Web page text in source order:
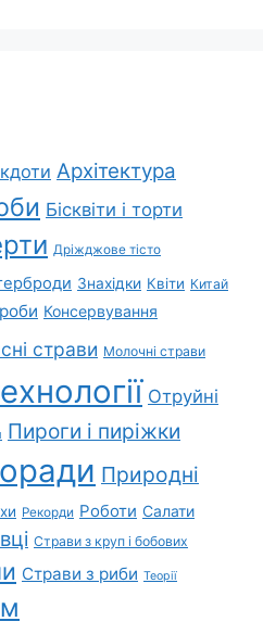
Архітектура
Бісквіти і торти
Дріжджове тісто
Знахідки Квіти Китай
Консервування
страви Молочні страви
Отруйні
Пироги і пиріжки
Природні
Рекорди Роботи Салати
Страви з круп і бобових
Страви з риби Теорії